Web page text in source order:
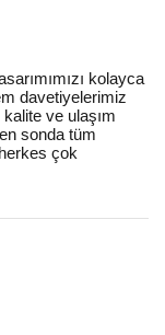
kolayca
davetiyelerimiz
ve ulaşım
sonda tüm
çok